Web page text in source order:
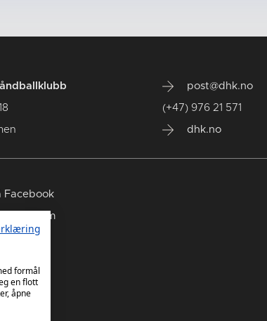
post@dhk.no
(+47) 976 21 571
dhk.no
Facebook
Instagram
TikTok
formål
en flott
åpne